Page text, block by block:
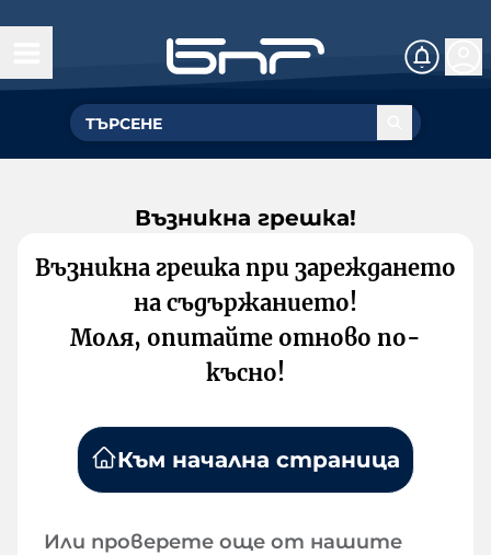
Възникна грешка!
Възникна грешка при зареждането
на съдържанието!
Моля, опитайте отново по-
късно!
Към начална страница
Или проверете още от нашите